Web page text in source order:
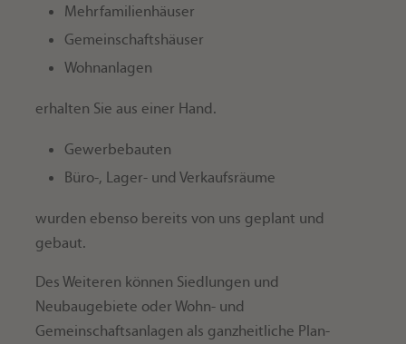
Mehrfamilienhäuser
Gemeinschaftshäuser
Wohnanlagen
erhalten Sie aus einer Hand.
Gewerbebauten
Büro-, Lager- und Verkaufsräume
wurden ebenso bereits von uns geplant und
gebaut.
Des Weiteren können Siedlungen und
Neubaugebiete oder Wohn- und
Gemeinschaftsanlagen als ganzheitliche Plan-